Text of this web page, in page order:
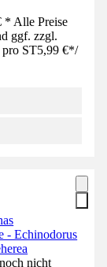
Alle Preise
ggf. zzgl.
pro ST5,99 €*/
- Echinodorus
nicht